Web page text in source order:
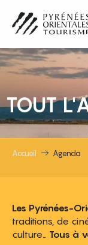
contenu
principal
TOUT
Accueil Agenda
Les Pyrénées-
traditions, de
culture… Tous à